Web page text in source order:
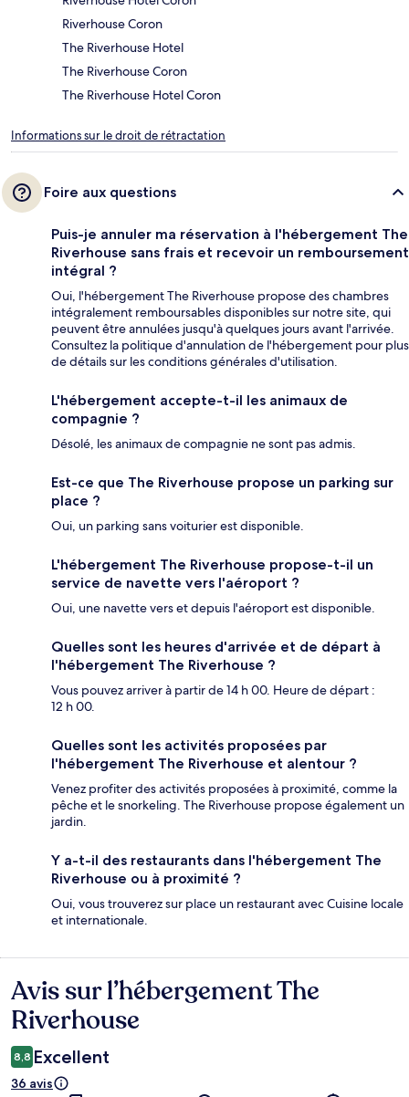
Riverhouse Coron
The Riverhouse Hotel
The Riverhouse Coron
The Riverhouse Hotel Coron
Informations sur le droit de rétractation
Foire aux questions
Puis-je annuler ma réservation à l'hébergement The
Riverhouse sans frais et recevoir un remboursement
intégral ?
Oui, l'hébergement The Riverhouse propose des chambres
intégralement remboursables disponibles sur notre site, qui
peuvent être annulées jusqu'à quelques jours avant l'arrivée.
Consultez la politique d'annulation de l'hébergement pour plus
de détails sur les conditions générales d'utilisation.
L'hébergement accepte-t-il les animaux de
compagnie ?
Désolé, les animaux de compagnie ne sont pas admis.
Est-ce que The Riverhouse propose un parking sur
place ?
Oui, un parking sans voiturier est disponible.
L'hébergement The Riverhouse propose-t-il un
service de navette vers l'aéroport ?
Oui, une navette vers et depuis l'aéroport est disponible.
Quelles sont les heures d'arrivée et de départ à
l'hébergement The Riverhouse ?
Vous pouvez arriver à partir de 14 h 00. Heure de départ :
12 h 00.
Quelles sont les activités proposées par
l'hébergement The Riverhouse et alentour ?
Venez profiter des activités proposées à proximité, comme la
pêche et le snorkeling. The Riverhouse propose également un
jardin.
Y a-t-il des restaurants dans l'hébergement The
Riverhouse ou à proximité ?
Oui, vous trouverez sur place un restaurant avec Cuisine locale
et internationale.
Avis
Avis sur l’hébergement The
Riverhouse
8,8 Excellent
36 avis